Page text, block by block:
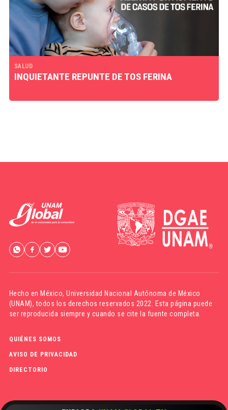
SALUD
INQUIETANTE REPUNTE DE TOS FERINA
Hecho en México,Universidad Nacional Autónoma de México
(UNAM), todos los derechos reservados 2022. Esta página puede
ser reproducida siempre y cuando se cite la fuente completa.
QUIÉNES SOMOS
AVISO DE PRIVACIDAD
DIRECTORIO